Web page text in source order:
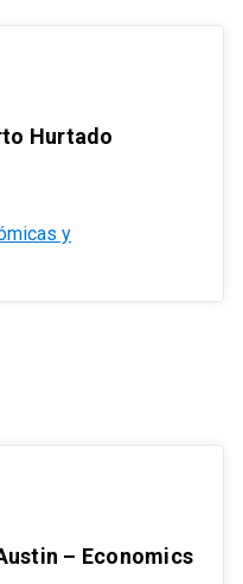
Hurtado
y
– Economics